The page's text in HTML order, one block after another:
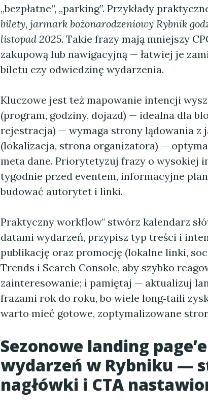
„bezpłatne”, „parking”. Przykłady
bilety, jarmark bożonarodzeniowy Rybnik
listopad 2025. Takie frazy mają mniejszy
zakupową lub nawigacyjną — łatwiej je
biletu czy odwiedzinę wydarzenia.
Kluczowe jest też mapowanie intencji
(program, godziny, dojazd) — idealna dla
rejestracja) — wymaga strony lądowania z
(lokalizacja, strona organizatora) —
meta dane. Priorytetyzuj frazy o wysokiej
tygodnie przed eventem, informacyjne
budować autorytet i linki.
Praktyczny workflow" stwórz kalendarz
datami wydarzeń, przypisz typ treści i
publikację oraz promocję (lokalne linki,
Trends i Search Console, aby szybko
zainteresowanie; i pamiętaj — aktualizuj
frazami rok do roku, bo wiele long‑taili
warto mieć gotowe, zoptymalizowane
Sezonowe landing
wydarzeń w Rybniku —
nagłówki i CTA